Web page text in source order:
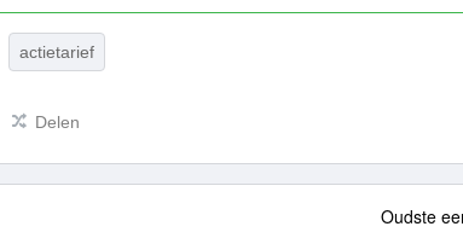
actietarief
Delen
Oudste